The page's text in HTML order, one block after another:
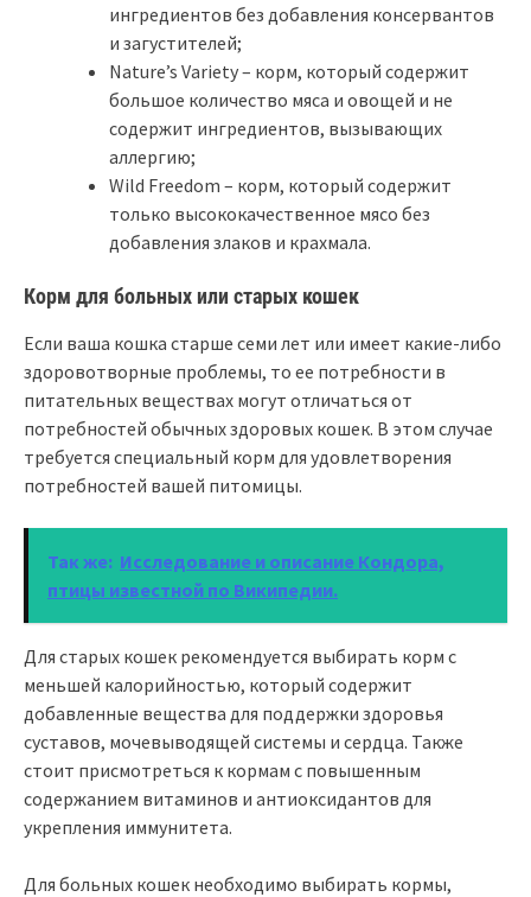
ингредиентов без добавления консервантов
и загустителей;
Nature’s Variety – корм, который содержит
большое количество мяса и овощей и не
содержит ингредиентов, вызывающих
аллергию;
Wild Freedom – корм, который содержит
только высококачественное мясо без
добавления злаков и крахмала.
Корм для больных или старых кошек
Если ваша кошка старше семи лет или имеет какие-либо
здоровотворные проблемы, то ее потребности в
питательных веществах могут отличаться от
потребностей обычных здоровых кошек. В этом случае
требуется специальный корм для удовлетворения
потребностей вашей питомицы.
Так же: Исследование и описание Кондора,
птицы известной по Википедии.
Для старых кошек рекомендуется выбирать корм с
меньшей калорийностью, который содержит
добавленные вещества для поддержки здоровья
суставов, мочевыводящей системы и сердца. Также
стоит присмотреться к кормам с повышенным
содержанием витаминов и антиоксидантов для
укрепления иммунитета.
Для больных кошек необходимо выбирать кормы,